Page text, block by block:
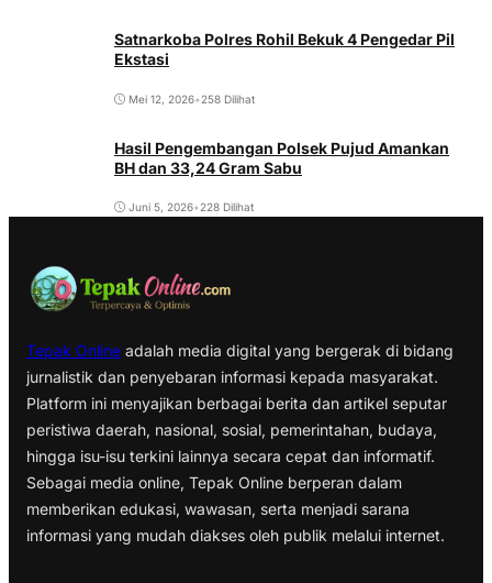
Satnarkoba Polres Rohil Bekuk 4 Pengedar Pil
Ekstasi
Mei 12, 2026• 258 Dilihat
Hasil Pengembangan Polsek Pujud Amankan
BH dan 33,24 Gram Sabu
Juni 5, 2026• 228 Dilihat
Tepak Online adalah media digital yang bergerak di bidang
jurnalistik dan penyebaran informasi kepada masyarakat.
Platform ini menyajikan berbagai berita dan artikel seputar
peristiwa daerah, nasional, sosial, pemerintahan, budaya,
hingga isu-isu terkini lainnya secara cepat dan informatif.
Sebagai media online, Tepak Online berperan dalam
memberikan edukasi, wawasan, serta menjadi sarana
informasi yang mudah diakses oleh publik melalui internet.